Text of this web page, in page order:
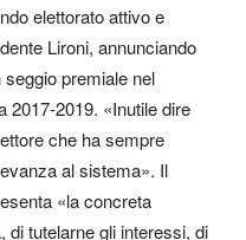
elettorato attivo e
Lironi, annunciando
premiale nel
2017-2019. «Inutile dire
che ha sempre
al sistema». Il
«la concreta
di tutelarne gli interessi, di